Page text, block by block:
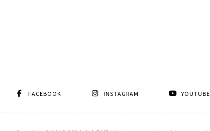
FACEBOOK INSTAGRAM YOUTUBE